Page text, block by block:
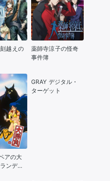
越えの
薬師寺涼子の怪奇
事件簿
アの大
ンディ
GRAY デジタル・
ターゲット